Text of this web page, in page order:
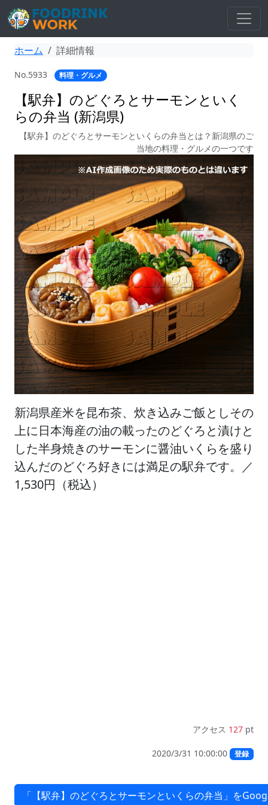
ホーム 詳細情報
No.5933 料理・グルメ
【駅弁】のどぐろとサーモンといく
らの弁当 (新潟県)
【駅弁】のどぐろとサーモンといくらの弁当とは？新潟県のご
当地の料理・グルメの一つです
新潟県産米を昆布茶、炊き込みご飯としその
上に日本海産の油の載ったのどぐろと漬けと
した半身焼きのサーモンに醤油いくらを盛り
込んだのどぐろ好きには満足の駅弁です。／
1,530円（税込）
アクセス 127 pt
2020/3/31 10:00:00 登録